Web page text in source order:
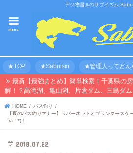
デジ物書きのサブイズム-
menu
★TOP ★Sabuism ★管理人ってどん
最新【最強まとめ】簡単検索！千葉県の
解！？高滝湖、亀山湖、片倉ダム、三島ダ
HOME
バス釣り
【夏のバス釣りマナー】ラバーネットとプランタース
´ω｀*)！
2018.07.22